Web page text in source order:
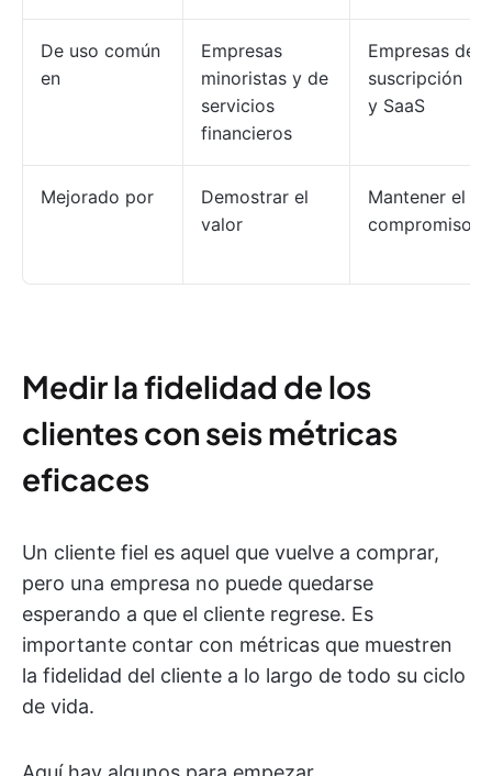
De uso común
en
Empresas
minoristas y de
servicios
financieros
Empresas de
suscripción
y SaaS
Mejorado por
Demostrar el
valor
Mantener el
compromiso
Medir la fidelidad de los
clientes con seis métricas
eficaces
Un cliente fiel es aquel que vuelve a comprar,
pero una empresa no puede quedarse
esperando a que el cliente regrese. Es
importante contar con métricas que muestren
la fidelidad del cliente a lo largo de todo su ciclo
de vida.